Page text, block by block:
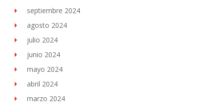
septiembre 2024
agosto 2024
julio 2024
junio 2024
mayo 2024
abril 2024
marzo 2024